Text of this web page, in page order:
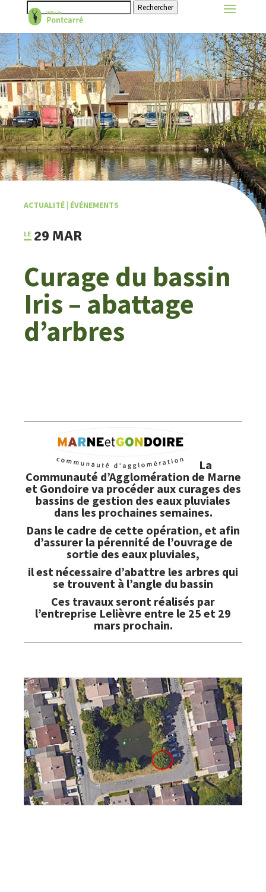
Rechercher
ACTUALITÉ| ÉVÉNEMENTS
29 MAR
Curage du bassin
Iris – abattage
d’arbres
La
Communauté d’Agglomération de Marne
et Gondoire va procéder aux curages des
bassins de gestion des eaux pluviales
dans les prochaines semaines.
Dans le cadre de cette opération, et afin
d’assurer la pérennité de l’ouvrage de
sortie des eaux pluviales,
il est nécessaire d’abattre les arbres qui
se trouvent à l’angle du bassin
Ces travaux seront réalisés par
l’entreprise Lelièvre entre le 25 et 29
mars prochain.